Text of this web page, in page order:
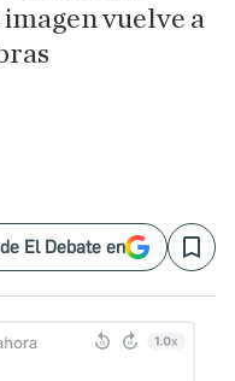
vuelve a
El Debate en Save